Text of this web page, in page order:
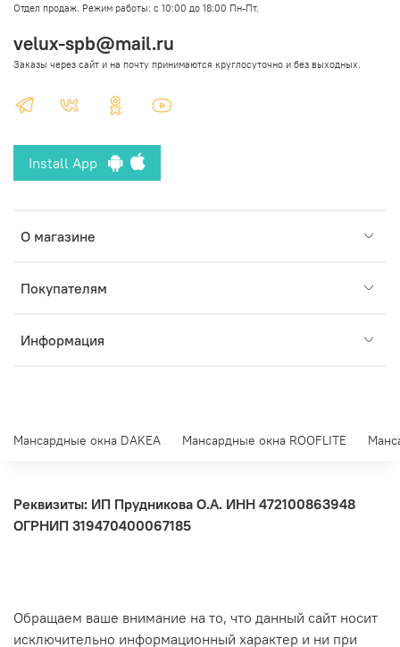
О магазине
Покупателям
Информация
Install App
Отдел продаж. Режим работы: с 10:00 до 18:00 Пн-Пт.
velux-spb@mail.ru
Заказы через сайт и на почту принимаются круглосуточно и без выходных.
Мансардные окна DAKEA Мансардные окна ROOFLITE
Реквизиты: ИП Прудникова О.А. ИНН 472100863948
ОГРНИП 319470400067185
Обращаем ваше внимание на то, что данный сайт носит
исключительно информационный характер и ни при